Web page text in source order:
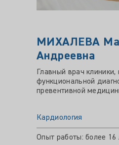
МИХАЛЕВА
Андреевна
Главный врач
функциональной
превентивной
Кардиология
Опыт работы: более 16